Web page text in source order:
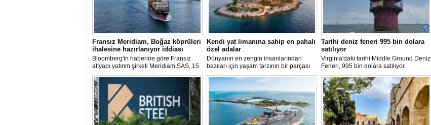
Fransız Meridiam, Boğaz köprüleri
ihalesine hazırlanıyor iddiası
Bloomberg'in haberine göre Fransız
altyapı yatırım şirketi Meridiam SAS, 15
Temmuz Şehitler Köprüsü ile Fatih
Sultan Mehmet Köprüsü'nün
özelleştirilmesine yönelik ihaleyle
ilgileniyor.
Kendi yat limanına sahip en pahalı
özel adalar
Dünyanın en zengin insanlarından
bazıları için yaşam tarzının bir parçası
sadece bir süper yat değil, aynı
zamanda kendi yat limanı, helikopter
pisti ve seçkin villaları da içeren koca bir
özel adadır.
Tarihi deniz feneri 995 bin dolara
satılıyor
Virginia'daki tarihi Middle Ground Deniz
Feneri, 995 bin dolara satılıyor.
Restorasyon sürecinde kendi enerjisini
üretebilen bir yaşam alanına
dönüştürüldü.